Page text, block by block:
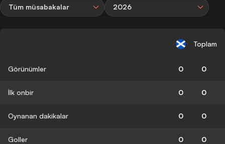
Tüm müsabakalar 2026
Toplam
Görünümler 0 0
İlk onbir 0 0
Oynanan dakikalar 0 0
Goller 0 0